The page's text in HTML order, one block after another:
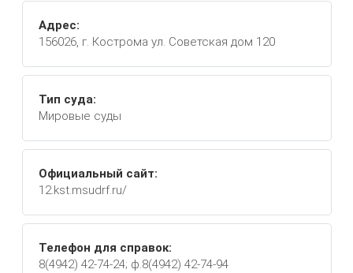
Адрес:
156026, г. Кострома ул. Советская дом 120
Тип суда:
Мировые суды
Официальный сайт:
12.kst.msudrf.ru/
Телефон для справок:
8(4942) 42-74-24; ф.8(4942) 42-74-94